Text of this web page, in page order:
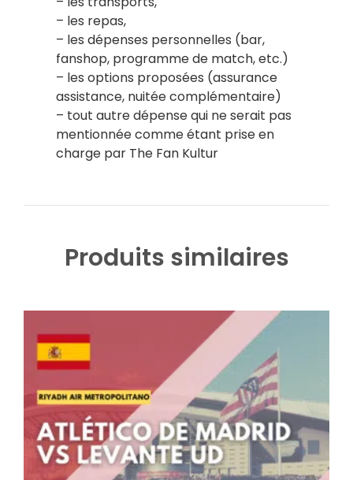
– les repas,
– les dépenses personnelles (bar,
fanshop, programme de match, etc.)
– les options proposées (assurance
assistance, nuitée complémentaire)
– tout autre dépense qui ne serait pas
mentionnée comme étant prise en
charge par The Fan Kultur
Produits similaires